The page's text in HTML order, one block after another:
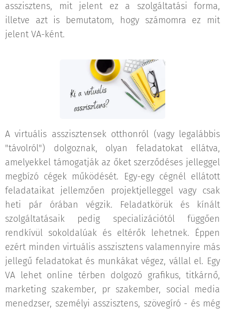
asszisztens, mit jelent ez a szolgáltatási forma,
illetve azt is bemutatom, hogy számomra ez mit
jelent VA-ként.
A virtuális asszisztensek otthonról (vagy legalábbis
"távolról") dolgoznak, olyan feladatokat ellátva,
amelyekkel támogatják az őket szerződéses jelleggel
megbízó cégek működését. Egy-egy cégnél ellátott
feladataikat jellemzően projektjelleggel vagy csak
heti pár órában végzik. Feladatkörük és kínált
szolgáltatásaik pedig specializációtól függően
rendkívül sokoldalúak és eltérők lehetnek. Éppen
ezért minden virtuális asszisztens valamennyire más
jellegű feladatokat és munkákat végez, vállal el. Egy
VA lehet online térben dolgozó grafikus, titkárnő,
marketing szakember, pr szakember, social media
menedzser, személyi asszisztens, szövegíró - és még